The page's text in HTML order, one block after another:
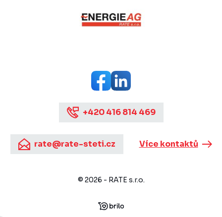
+420 416 814 469
rate@rate-steti.cz Více kontaktů
© 2026 - RATE s.r.o.